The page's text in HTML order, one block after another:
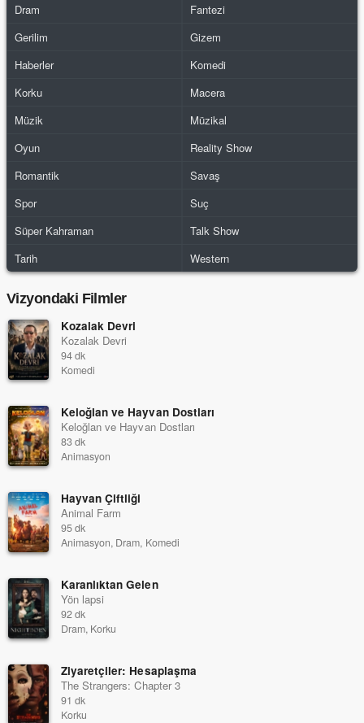
Dram
Fantezi
Gerilim
Gizem
Haberler
Komedi
Korku
Macera
Müzik
Müzikal
Oyun
Reality Show
Romantik
Savaş
Spor
Suç
Süper Kahraman
Talk Show
Tarih
Western
Vizyondaki Filmler
Kozalak Devri
Kozalak Devri
94 dk
Komedi
Keloğlan ve Hayvan Dostları
Keloğlan ve Hayvan Dostları
83 dk
Animasyon
Hayvan Çiftliği
Animal Farm
95 dk
Animasyon, Dram, Komedi
Karanlıktan Gelen
Yön lapsi
92 dk
Dram, Korku
Ziyaretçiler: Hesaplaşma
The Strangers: Chapter 3
91 dk
Korku